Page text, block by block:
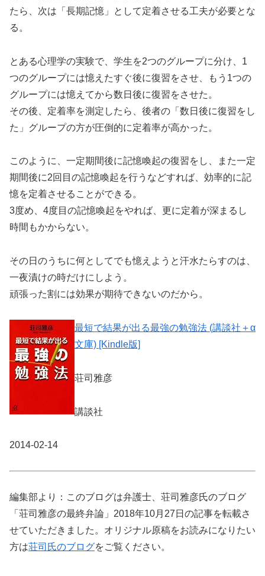
たら、次は「長期記憶」として定着させる工夫が必要とな
る。
とある心理学の実験で、学生を2つのグループに分け、1
つのグループには憶えたすぐ後に復習をさせ、もう1つの
グループには憶えてから数日後に復習をさせた。
その後、定着率を測定したら、後者の「数日後に復習をし
た」グループの方が圧倒的に定着率が高かった。
このように、一定期間後に記憶喚起の復習をし、また一定
期間後に2回目の記憶喚起を行うなどすれば、効率的に記
憶を定着させることができる。
3度め、4度目の記憶喚起をやれば、更に定着が深まるし
時間もかからない。
その日のうちに何としてでも憶えようと汗水たらすのは、
一夜漬けの時だけにしよう。
頑張った割には効果が期待できないのだから。
最短で結果が出る最強の勉強法 (講談社＋α
文庫) [Kindle版]
荘司雅彦
講談社
2014-02-14
編集部より：このブログは弁護士、荘司雅彦氏のブログ
「荘司雅彦の最終弁論」2018年10月27日の記事を転載さ
せていただきました。オリジナル原稿をお読みになりたい
方は荘司氏のブログをご覧ください。